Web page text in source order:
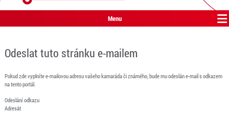
Menu
Odeslat tuto stránku e-mailem
Pokud zde vyplníte e-mailovou adresu vašeho kamaráda či známého, bude mu odeslán e-mail s odkazem
na tento portál.
Odeslání odkazu
Adresát